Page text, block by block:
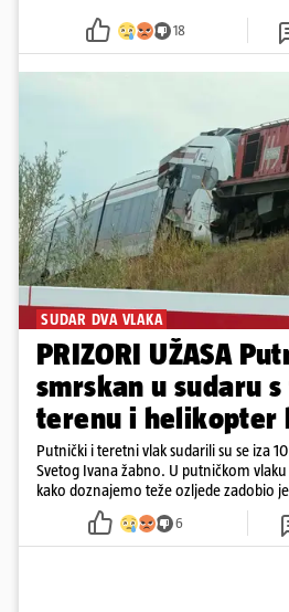
18
SUDAR DVA VLAKA
PRIZORI UŽASA
smrskan u sudaru
terenu i helikopter
Putnički i teretni vlak sudarili su se iza
Svetog Ivana žabno. U putničkom
kako doznajemo teže ozljede zadobio
vlaka. Zatvoren je promet, a fotoreporteri Prigorskog objavili su
prve snimke s mjesta sudara
6